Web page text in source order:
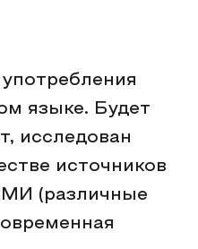
языке. Будет
исследован
источников
(различные